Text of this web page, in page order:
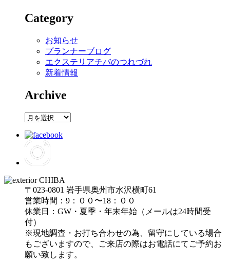
Category
お知らせ
プランナーブログ
エクステリアチバのつれづれ
新着情報
Archive
Archive
〒023-0801 岩手県奥州市水沢横町61
営業時間：9：００〜18：００
休業日：GW・夏季・年末年始（メールは24時間受
付）
※現地調査・お打ち合わせの為、留守にしている場合
もございますので、ご来店の際はお電話にてご予約お
願い致します。